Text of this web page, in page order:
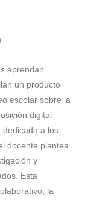
aprendan
un producto
escolar sobre la
digital
dedicada a los
docente plantea
y
Esta
la